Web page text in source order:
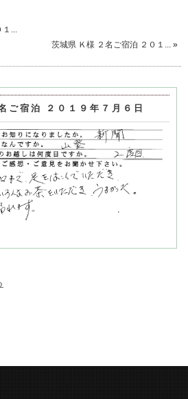
１...
茨城県 Ｋ様 ２名ご宿泊 ２０１... »
ご宿泊 ２０１９年７月６日